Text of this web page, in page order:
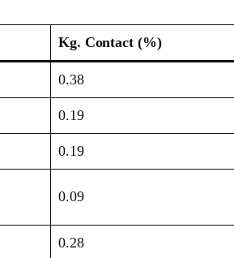
Kg. Contact (%)
0.38
0.19
0.19
0.09
0.28